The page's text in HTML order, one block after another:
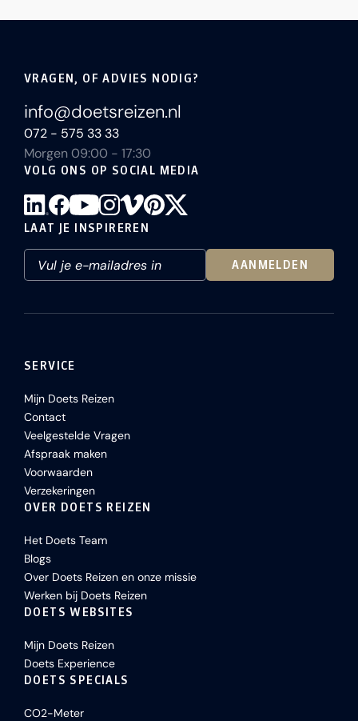
VRAGEN, OF ADVIES NODIG?
info@doetsreizen.nl
072 - 575 33 33
Morgen 09:00 - 17:30
VOLG ONS OP SOCIAL MEDIA
LAAT JE INSPIREREN
AANMELDEN
SERVICE
Mijn Doets Reizen
Contact
Veelgestelde Vragen
Afspraak maken
Voorwaarden
Verzekeringen
OVER DOETS REIZEN
Het Doets Team
Blogs
Over Doets Reizen en onze missie
Werken bij Doets Reizen
DOETS WEBSITES
Mijn Doets Reizen
Doets Experience
DOETS SPECIALS
CO2-Meter